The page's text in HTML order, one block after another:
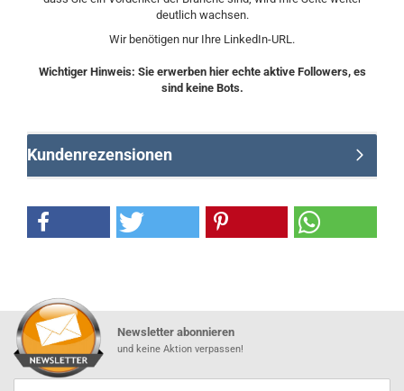
deutlich wachsen.
Wir benötigen nur Ihre LinkedIn-URL.
Wichtiger Hinweis: Sie erwerben hier echte aktive Followers, es
sind keine Bots.
Kundenrezensionen
Newsletter abonnieren
und keine Aktion verpassen!